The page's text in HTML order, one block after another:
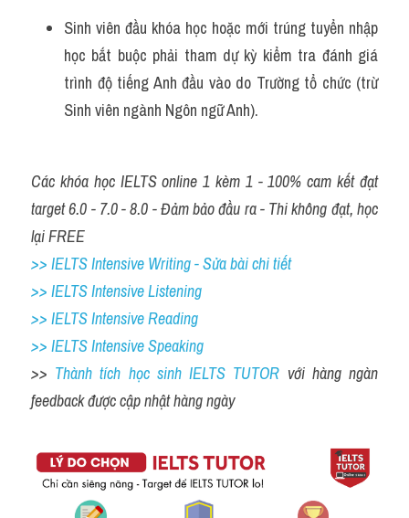
Sinh viên đầu khóa học hoặc mới trúng tuyển nhập
học bắt buộc phải tham dự kỳ kiểm tra đánh giá
trình độ tiếng Anh đầu vào do Trường tổ chức (trừ
Sinh viên ngành Ngôn ngữ Anh).
Các khóa học IELTS online 1 kèm 1 - 100% cam kết đạt
target 6.0 - 7.0 - 8.0 - Đảm bảo đầu ra - Thi không đạt, học
lại FREE
>> IELTS Intensive Writing - Sửa bài chi tiết
>> IELTS Intensive Listening
>> IELTS Intensive Reading
>> IELTS Intensive Speaking
>> Thành tích học sinh IELTS TUTOR với hàng ngàn
feedback được cập nhật hàng ngày